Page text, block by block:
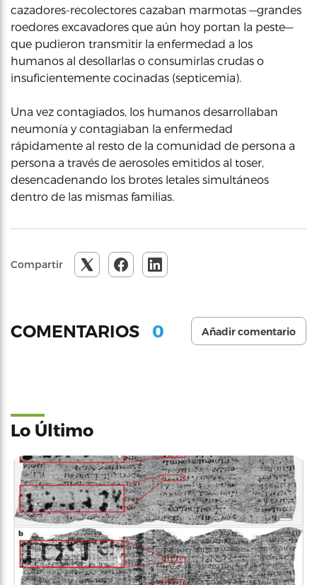
cazadores-recolectores cazaban marmotas —grandes
roedores excavadores que aún hoy portan la peste—
que pudieron transmitir la enfermedad a los
humanos al desollarlas o consumirlas crudas o
insuficientemente cocinadas (septicemia).
Una vez contagiados, los humanos desarrollaban
neumonía y contagiaban la enfermedad
rápidamente al resto de la comunidad de persona a
persona a través de aerosoles emitidos al toser,
desencadenando los brotes letales simultáneos
dentro de las mismas familias.
Compartir
COMENTARIOS 0 Añadir comentario
Lo Último